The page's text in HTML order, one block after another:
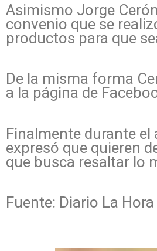
Asimismo Jorge
convenio que se
productos para que
De la misma forma
a la página de
Finalmente durante
expresó que quieren
que busca resaltar lo
Fuente: Diario La